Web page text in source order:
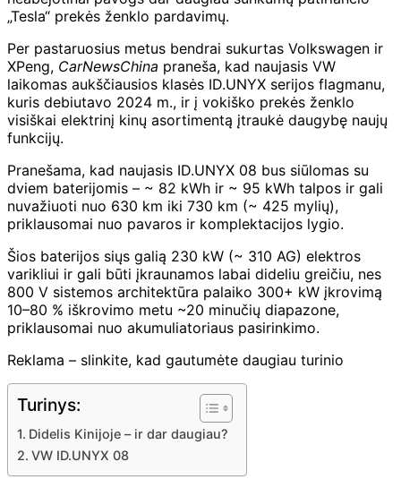
„Tesla“ prekės ženklo pardavimų.
Per pastaruosius metus bendrai sukurtas Volkswagen ir
XPeng, CarNewsChina praneša, kad naujasis VW
laikomas aukščiausios klasės ID.UNYX serijos flagmanu,
kuris debiutavo 2024 m., ir į vokiško prekės ženklo
visiškai elektrinį kinų asortimentą įtraukė daugybę naujų
funkcijų.
Pranešama, kad naujasis ID.UNYX 08 bus siūlomas su
dviem baterijomis – ~ 82 kWh ir ~ 95 kWh talpos ir gali
nuvažiuoti nuo 630 km iki 730 km (~ 425 mylių),
priklausomai nuo pavaros ir komplektacijos lygio.
Šios baterijos siųs galią 230 kW (~ 310 AG) elektros
varikliui ir gali būti įkraunamos labai dideliu greičiu, nes
800 V sistemos architektūra palaiko 300+ kW įkrovimą
10–80 % iškrovimo metu ~20 minučių diapazone,
priklausomai nuo akumuliatoriaus pasirinkimo.
Reklama – slinkite, kad gautumėte daugiau turinio
Turinys:
Didelis Kinijoje – ir dar daugiau?
VW ID.UNYX 08